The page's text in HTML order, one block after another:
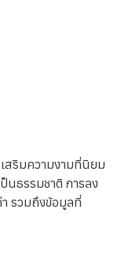
สริมความงามที่นิยม
นธรรมชาติ การลง
รวมถึงข้อมูลที่